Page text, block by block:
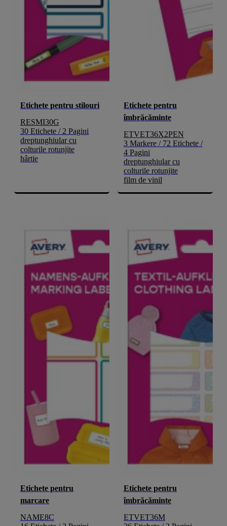
Etichete pentru stilouri
RESMI30G
30 Etichete / 2 Pagini
dreptunghiular cu
colturile rotunjite
hârtie
Etichete pentru
îmbrăcăminte
ETVET36X2PEN
3 Markere / 72 Etichete /
4 Pagini
dreptunghiular cu
colturile rotunjite
film de vinil
Etichete pentru
marcare
NAME8C
Etichete pentru
îmbrăcăminte
ETVET36M